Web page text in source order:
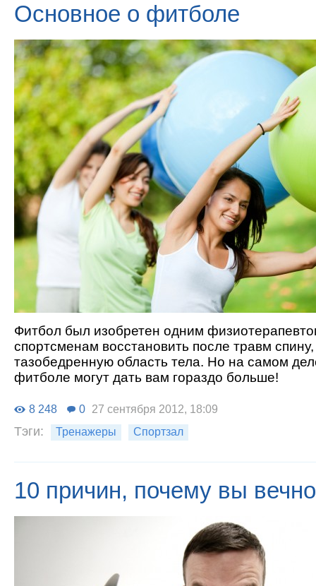
Основное о фитболе
Фитбол был изобретен одним
спортсменам восстановить после травм
тазобедренную область тела. Но на самом
фитболе могут дать вам гораздо больше!
8 248 0 27 сентября 2012, 18:09
Тэги: Тренажеры Спортзал
10 причин, почему вы